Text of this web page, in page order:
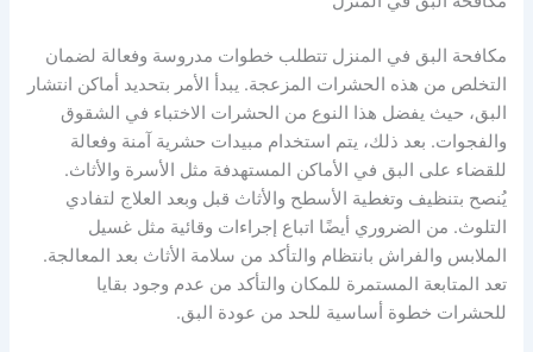
مكافحة البق في المنزل تتطلب خطوات مدروسة وفعالة لضمان
التخلص من هذه الحشرات المزعجة. يبدأ الأمر بتحديد أماكن انتشار
البق، حيث يفضل هذا النوع من الحشرات الاختباء في الشقوق
والفجوات. بعد ذلك، يتم استخدام مبيدات حشرية آمنة وفعالة
للقضاء على البق في الأماكن المستهدفة مثل الأسرة والأثاث.
يُنصح بتنظيف وتغطية الأسطح والأثاث قبل وبعد العلاج لتفادي
التلوث. من الضروري أيضًا اتباع إجراءات وقائية مثل غسيل
الملابس والفراش بانتظام والتأكد من سلامة الأثاث بعد المعالجة.
تعد المتابعة المستمرة للمكان والتأكد من عدم وجود بقايا
للحشرات خطوة أساسية للحد من عودة البق.